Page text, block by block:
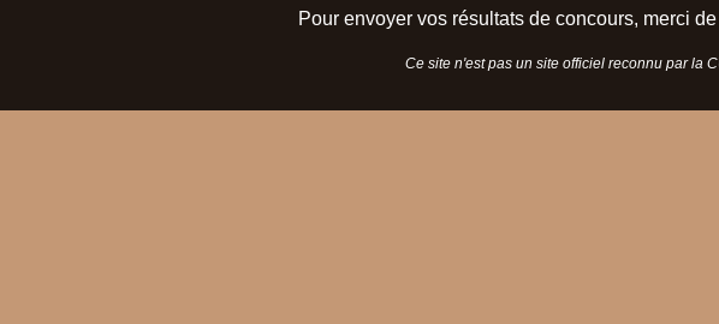
Pour envoyer vos résultats de concours, merci
Ce site n'est pas un site officiel reconnu par la